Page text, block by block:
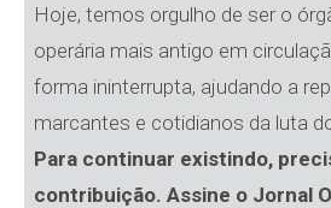
Hoje, temos orgulho de ser o
operária mais antigo em
forma ininterrupta, ajudando a
marcantes e cotidianos da luta
Para continuar existindo,
contribuição. Assine o Jornal